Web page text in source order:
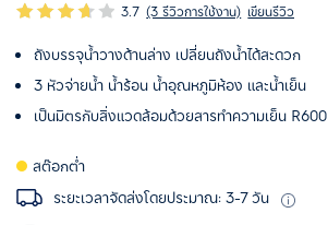
3.7 (3 รีวิวการใช้งาน) เขียนรีวิว
ถังบรรจุน้ำวางด้านล่าง เปลี่ยนถังน้ำได้สะดวก
3 หัวจ่ายน้ำ น้ำร้อน น้ำอุณหภูมิห้อง และน้ำเย็น
เป็นมิตรกับสิ่งแวดล้อมด้วยสารทำความเย็น R600
สต๊อกต่ำ
ระยะเวลาจัดส่งโดยประมาณ: 3-7 วัน